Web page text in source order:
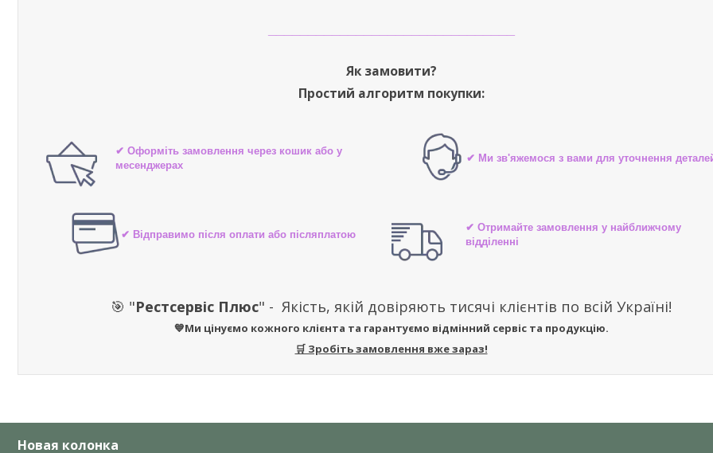
Як замовити?
Простий алгоритм покупки:
✔ Оформіть замовлення через кошик або у
месенджерах
✔ Ми зв'яжемося з вами для уточнення
✔ Відправимо після оплати або післяплатою
✔ Отримайте замовлення у найближчому
відділенні
🎯 "Рестсервіс Плюс" - Якість, якій довіряють тисячі клієнтів по всій Україні!
💙Ми цінуємо кожного клієнта та гарантуємо відмінний сервіс та продукцію.
🛒 Зробіть замовлення вже зараз!
Новая колонка